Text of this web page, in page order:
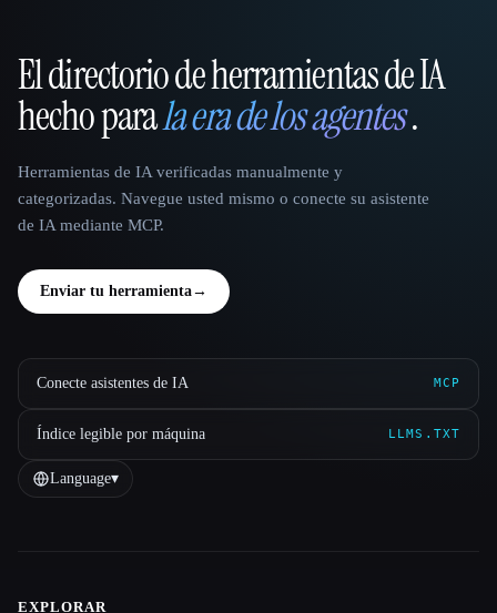
That AI Collection
El directorio de herramientas de IA
hecho parala era de los agentes.
Herramientas de IA verificadas manualmente y
categorizadas. Navegue usted mismo o conecte su asistente
de IA mediante MCP.
Enviar tu herramienta→
Conecte asistentes de IA MCP
Índice legible por máquina LLMS.TXT
Language▾
EXPLORAR